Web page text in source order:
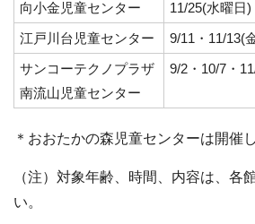
向小金児童センター
11/25(水曜日)
江戸川台児童センター
9/11・11/13(
サンコーテクノプラザ
南流山児童センター
9/2・10/7・
＊おおたかの森児童センターは開催
（注）対象年齢、時間、内容は、各
い。